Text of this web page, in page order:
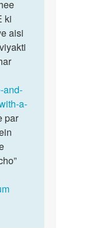
ki
aisi
and-
a-
par